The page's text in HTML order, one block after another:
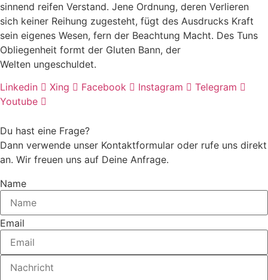
sinnend reifen Verstand. Jene Ordnung, deren Verlieren
sich keiner Reihung zugesteht, fügt des Ausdrucks Kraft
sein eigenes Wesen, fern der Beachtung Macht. Des Tuns
Obliegenheit formt der Gluten Bann, der
Welten ungeschuldet.
Linkedin
Xing Facebook Instagram
Telegram
Youtube
Du hast eine Frage?
Dann verwende unser Kontaktformular oder rufe uns direkt
an. Wir freuen uns auf Deine Anfrage.
Name
Email